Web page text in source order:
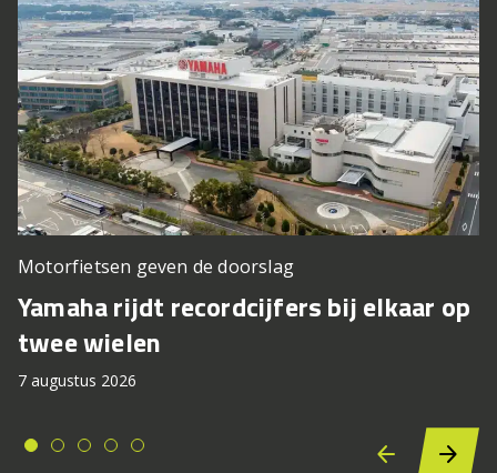
Motorfietsen geven de doorslag
Yamaha rijdt recordcijfers bij elkaar op
twee wielen
7 augustus 2026